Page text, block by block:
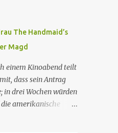
The Handmaid’s
Magd
einem Kinoabend teilt
dass sein Antrag
in drei Wochen würden
amerikanische